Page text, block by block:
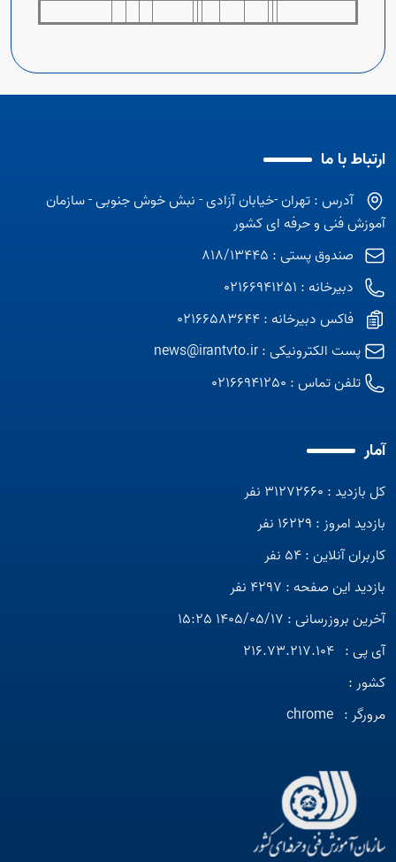
ارتباط با ما
آدرس : تهران -خیابان آزادی - نبش خوش جنوبی - سازمان
آموزش فنی و حرفه ای کشور
صندوق پستی : 818/13445
دبیرخانه : 02166941251
فاکس دبیرخانه : 02166583644
پست الکترونیکی :news@irantvto.ir
تلفن تماس : 02166941250
آمار
کل بازدید : 31272660 نفر
بازدید امروز : 16229 نفر
کاربران آنلاین : 54 نفر
بازدید این صفحه : 4297 نفر
آخرین بروزرسانی : 1405/05/17 15:25
آی پی : 216.73.217.104
کشور :
مرورگر : chrome